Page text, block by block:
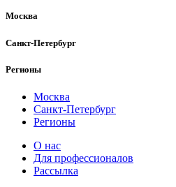
Москва
Санкт-Петербург
Регионы
Москва
Санкт-Петербург
Регионы
О нас
Для профессионалов
Рассылка